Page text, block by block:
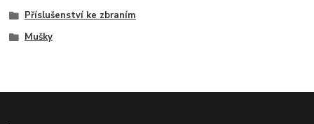
Příslušenství ke zbraním
Mušky